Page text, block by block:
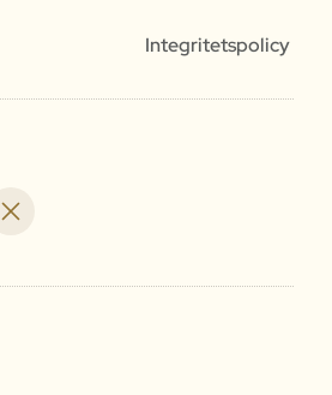
Integritetspolicy